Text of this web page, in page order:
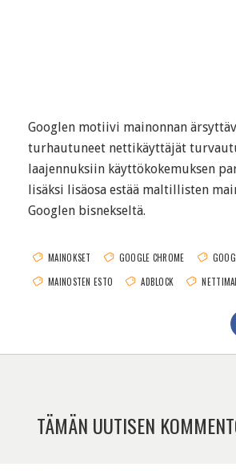
Googlen motiivi mainonnan
turhautuneet nettikäyttäjät
laajennuksiin käyttökokemuksen
lisäksi lisäosa estää maltillisten
Googlen bisnekseltä.
MAINOKSET GOOGLE CHROME
MAINOSTEN ESTO
ADBLOCK
TÄMÄN UUTISEN